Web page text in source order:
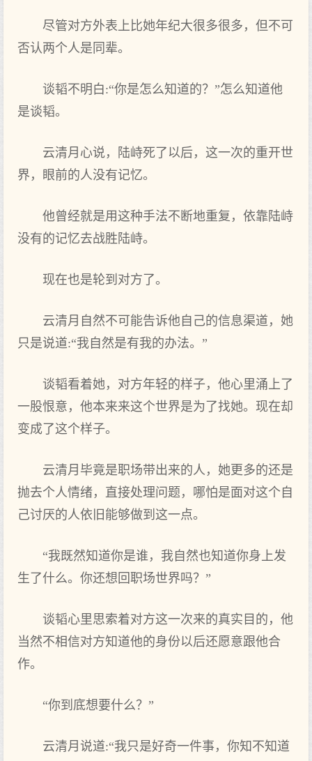
尽管对方外表上比她年纪大很多很多，但不可
否认两个人是同辈。
谈韬不明白:“你是怎么知道的？”怎么知道他
是谈韬。
云清月心说，陆峙死了以后，这一次的重开世
界，眼前的人没有记忆。
他曾经就是用这种手法不断地重复，依靠陆峙
没有的记忆去战胜陆峙。
现在也是轮到对方了。
云清月自然不可能告诉他自己的信息渠道，她
只是说道:“我自然是有我的办法。”
谈韬看着她，对方年轻的样子，他心里涌上了
一股恨意，他本来来这个世界是为了找她。现在却
变成了这个样子。
云清月毕竟是职场带出来的人，她更多的还是
抛去个人情绪，直接处理问题，哪怕是面对这个自
己讨厌的人依旧能够做到这一点。
“我既然知道你是谁，我自然也知道你身上发
生了什么。你还想回职场世界吗？”
谈韬心里思索着对方这一次来的真实目的，他
当然不相信对方知道他的身份以后还愿意跟他合
作。
“你到底想要什么？”
云清月说道:“我只是好奇一件事，你知不知道